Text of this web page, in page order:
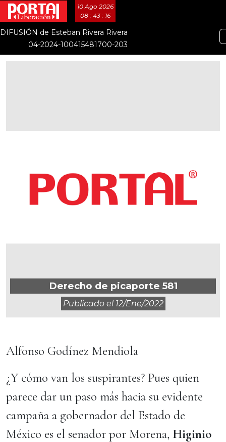
10 Ago 2026
08 : 43 : 17
DIFUSIÓN de Esteban Rivera Rivera
04-2024-100415481700-203
Derecho de picaporte 581
Publicado el 12/ene/2022
Alfonso Godínez Mendiola
¿Y cómo van los suspirantes? Pues quien
parece dar un paso más hacia su evidente
campaña a gobernador del Estado de
México es el senador por Morena, Higinio